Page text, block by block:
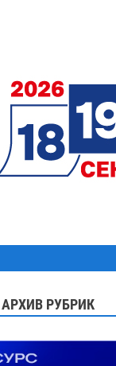
АРХИВ РУБРИК